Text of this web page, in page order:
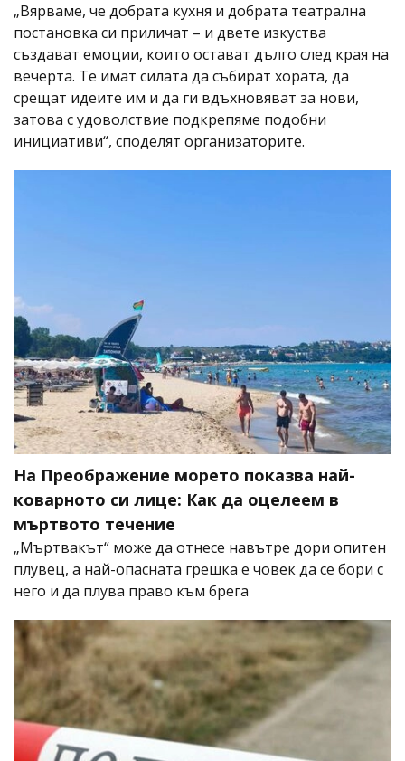
„Вярваме, че добрата кухня и добрата театрална
постановка си приличат – и двете изкуства
създават емоции, които остават дълго след края на
вечерта. Те имат силата да събират хората, да
срещат идеите им и да ги вдъхновяват за нови,
затова с удоволствие подкрепяме подобни
инициативи“, споделят организаторите.
На Преображение морето показва най-
коварното си лице: Как да оцелеем в
мъртвото течение
„Мъртвакът“ може да отнесе навътре дори опитен
плувец, а най-опасната грешка е човек да се бори с
него и да плува право към брега